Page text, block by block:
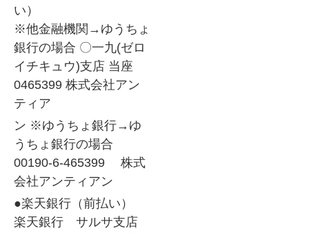
い）
※他金融機関→ゆうちょ
銀行の場合 〇一九(ゼロ
イチキュウ)支店 当座
0465399 株式会社アン
ティア
ン ※ゆうちょ銀行→ゆ
うちょ銀行の場合
00190-6-465399 株式
会社アンティアン
●楽天銀行（前払い）
楽天銀行 サルサ支店